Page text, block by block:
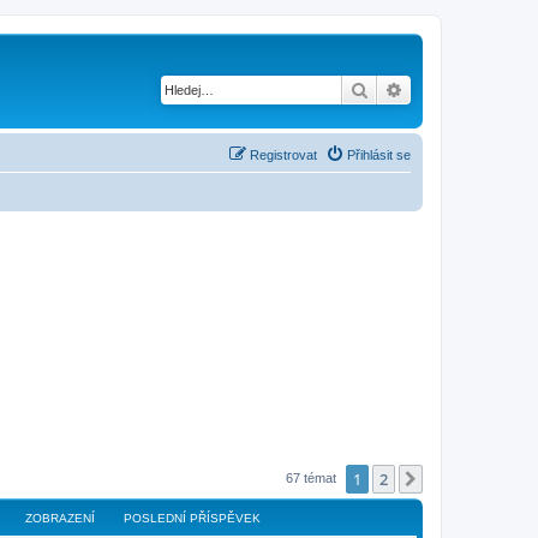
Hledat
Přihlásit se
Registrovat
67 témat 1 2
ZOBRAZENÍ POSLEDNÍ PŘÍSPĚVEK